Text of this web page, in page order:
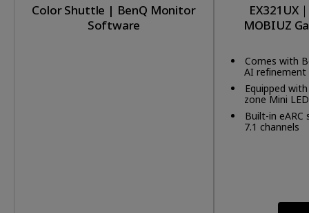
Color Shuttle | BenQ Monitor
Software
EX321UX
MOBIUZ
Comes with
AI
console
Equipped
zone Mini
1,000 nits of
Display
Built-in
7.1 channels